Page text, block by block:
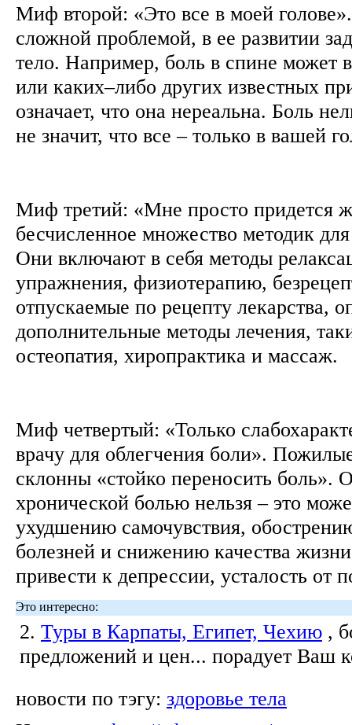
Миф второй: «Это все в моей
сложной проблемой, в ее развитии
тело. Например, боль в спине может
или каких–либо других известных
означает, что она нереальна. Боль
не значит, что все – только в вашей
Миф третий: «Мне просто придется
бесчисленное множество методик
Они включают в себя методы
упражнения, физиотерапию,
отпускаемые по рецепту лекарства,
дополнительные методы лечения,
остеопатия, хиропрактика и массаж.
Миф четвертый: «Только
врачу для облегчения боли».
склонны «стойко переносить боль».
хронической болью нельзя – это
ухудшению самочувствия,
болезней и снижению качества
привести к депрессии, усталость от
Это интересно:
2. Туры в Карпаты, Египет, Чехию ,
предложений и цен... порадует Ваш
новости по тэгу: здоровье тела